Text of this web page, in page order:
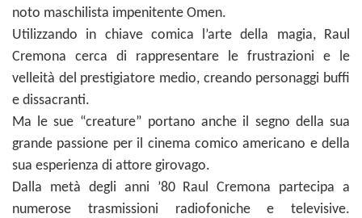
noto maschilista impenitente Omen.
Utilizzando in chiave comica l’arte della magia, Raul
Cremona cerca di rappresentare le frustrazioni e le
velleità del prestigiatore medio, creando personaggi buffi
e dissacranti.
Ma le sue “creature” portano anche il segno della sua
grande passione per il cinema comico americano e della
sua esperienza di attore girovago.
Dalla metà degli anni ’80 Raul Cremona partecipa a
numerose trasmissioni radiofoniche e televisive.